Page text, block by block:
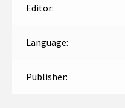
Editor:
Language:
Publisher: